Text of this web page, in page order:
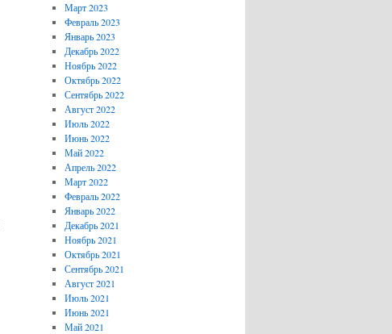
Март 2023
Февраль 2023
Январь 2023
Декабрь 2022
Ноябрь 2022
Октябрь 2022
Сентябрь 2022
Август 2022
Июль 2022
Июнь 2022
Май 2022
Апрель 2022
Март 2022
Февраль 2022
Январь 2022
Декабрь 2021
Ноябрь 2021
Октябрь 2021
Сентябрь 2021
Август 2021
Июль 2021
Июнь 2021
Май 2021